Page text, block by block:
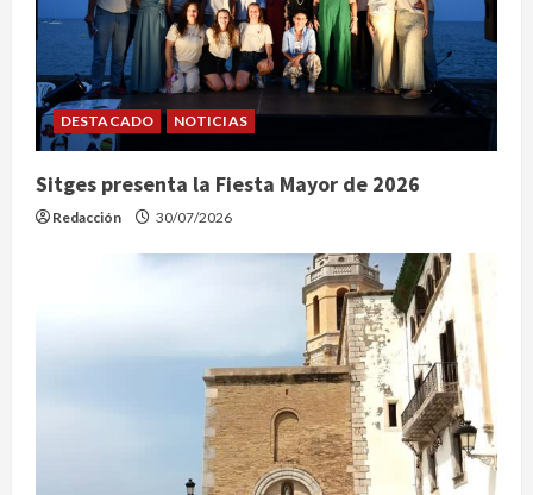
s
DESTACADO NOTICIAS
Sitges presenta la Fiesta Mayor de 2026
Redacción 30/07/2026